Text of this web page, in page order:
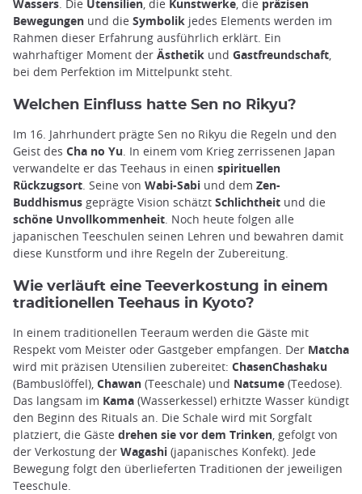
Wassers. Die Utensilien, die Kunstwerke, die präzisen
Bewegungen und die Symbolik jedes Elements werden im
Rahmen dieser Erfahrung ausführlich erklärt. Ein
wahrhaftiger Moment der Ästhetik und Gastfreundschaft,
bei dem Perfektion im Mittelpunkt steht.
Welchen Einfluss hatte Sen no Rikyu?
Im 16. Jahrhundert prägte Sen no Rikyu die Regeln und den
Geist des Cha no Yu. In einem vom Krieg zerrissenen Japan
verwandelte er das Teehaus in einen spirituellen
Rückzugsort. Seine von Wabi-Sabi und dem Zen-
Buddhismus geprägte Vision schätzt Schlichtheit und die
schöne Unvollkommenheit. Noch heute folgen alle
japanischen Teeschulen seinen Lehren und bewahren damit
diese Kunstform und ihre Regeln der Zubereitung.
Wie verläuft eine Teeverkostung in einem
traditionellen Teehaus in Kyoto?
In einem traditionellen Teeraum werden die Gäste mit
Respekt vom Meister oder Gastgeber empfangen. Der Matcha
wird mit präzisen Utensilien zubereitet: ChasenChashaku
(Bambuslöffel), Chawan (Teeschale) und Natsume (Teedose).
Das langsam im Kama (Wasserkessel) erhitzte Wasser kündigt
den Beginn des Rituals an. Die Schale wird mit Sorgfalt
platziert, die Gäste drehen sie vor dem Trinken, gefolgt von
der Verkostung der Wagashi (japanisches Konfekt). Jede
Bewegung folgt den überlieferten Traditionen der jeweiligen
Teeschule.